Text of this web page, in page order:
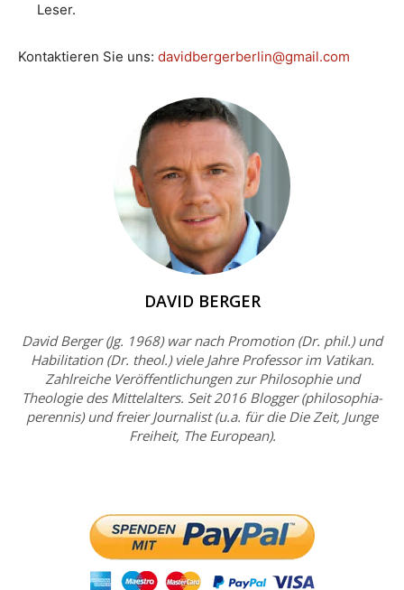
Leser.
Kontaktieren Sie uns: davidbergerberlin@gmail.com
DAVID BERGER
David Berger (Jg. 1968) war nach Promotion (Dr. phil.) und
Habilitation (Dr. theol.) viele Jahre Professor im Vatikan.
Zahlreiche Veröffentlichungen zur Philosophie und
Theologie des Mittelalters. Seit 2016 Blogger (philosophia-
perennis) und freier Journalist (u.a. für die Die Zeit, Junge
Freiheit, The European).